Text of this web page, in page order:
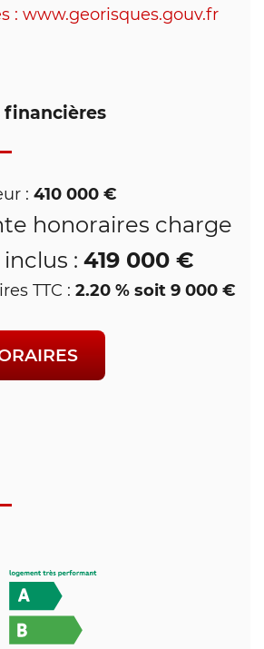
: www.georisques.gouv.fr
: 410 000 €
honoraires charge
: 419 000 €
TTC : 2.20 % soit 9 000 €